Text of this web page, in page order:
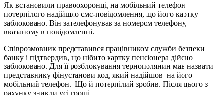
Як встановили правоохоронці, на мобільний телефон
потерпілого надійшло смс-повідомлення, що його картку
заблоковано. Він зателефонував за номером телефону,
вказаному в повідомленні.
Співрозмовник представився працівником служби безпеки
банку і підтвердив, що нібито картку пенсіонера дійсно
заблоковано. Для її розблокування тернополянин мав назвати
представнику фінустанови код, який надійшов на його
мобільний телефон. Що й потерпілий зробив. Після цього з
рахунку зникли усі гроші.